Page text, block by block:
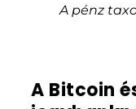
A pénz
A Bitcoin